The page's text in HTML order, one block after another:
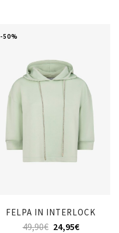
-50%
FELPA IN INTERLOCK
49,90€ 24,95€